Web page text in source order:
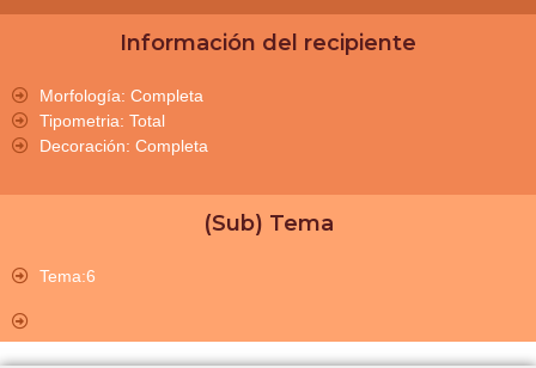
Información del recipiente
Morfología: Completa
Tipometria: Total
Decoración: Completa
(Sub) Tema
Tema:6